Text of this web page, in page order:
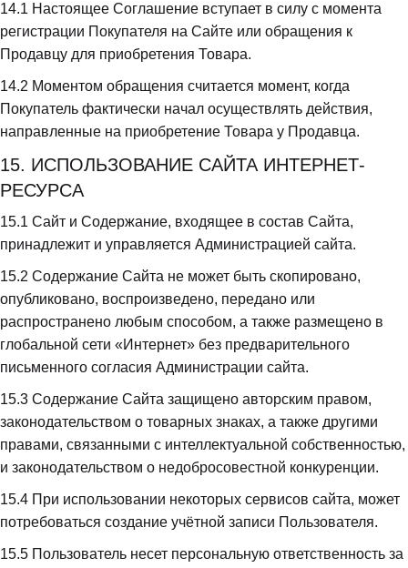
14.1 Настоящее Соглашение вступает в силу с момента
регистрации Покупателя на Сайте или обращения к
Продавцу для приобретения Товара.
14.2 Моментом обращения считается момент, когда
Покупатель фактически начал осуществлять действия,
направленные на приобретение Товара у Продавца.
15. ИСПОЛЬЗОВАНИЕ САЙТА ИНТЕРНЕТ-
РЕСУРСА
15.1 Сайт и Содержание, входящее в состав Сайта,
принадлежит и управляется Администрацией сайта.
15.2 Содержание Сайта не может быть скопировано,
опубликовано, воспроизведено, передано или
распространено любым способом, а также размещено в
глобальной сети «Интернет» без предварительного
письменного согласия Администрации сайта.
15.3 Содержание Сайта защищено авторским правом,
законодательством о товарных знаках, а также другими
правами, связанными с интеллектуальной собственностью,
и законодательством о недобросовестной конкуренции.
15.4 При использовании некоторых сервисов сайта, может
потребоваться создание учётной записи Пользователя.
15.5 Пользователь несет персональную ответственность за